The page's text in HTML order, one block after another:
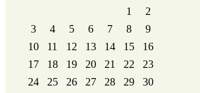
1
2
3
4 5 6 7 8
9
10
11 12 13 14 15
16
17
18 19 20 21 22
23
24
25 26 27 28 29
30